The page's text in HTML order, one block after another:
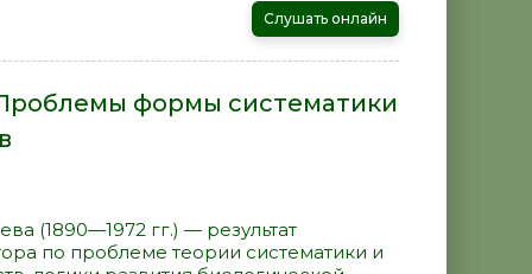
Слушать онлайн
формы систематики
(1890—1972 гг.) — результат
по проблеме теории систематики и